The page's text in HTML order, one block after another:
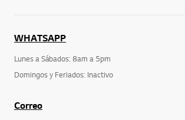
WHATSAPP
Lunes a Sábados: 8am a 5pm
Domingos y Feriados: Inactivo
Correo